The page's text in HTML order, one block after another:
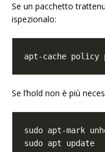
Se un pacchetto
ispezionalo:
Se l’hold non è più